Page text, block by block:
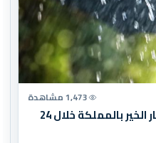
1,473 مشاهدة
في عز الصيف.. مقاييس أمطار الخير بالمملكة خلال 24